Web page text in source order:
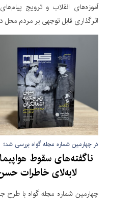
آموزه‌های انقلاب و ترویج
اثرگذاری قابل توجهی بر مردم محل
در چهارمین شماره مجله گواه بررسی شد؛
ناگفته‌های سقوط
لابه‌لای خاطرات
چهارمین شماره مجله گواه با طرح